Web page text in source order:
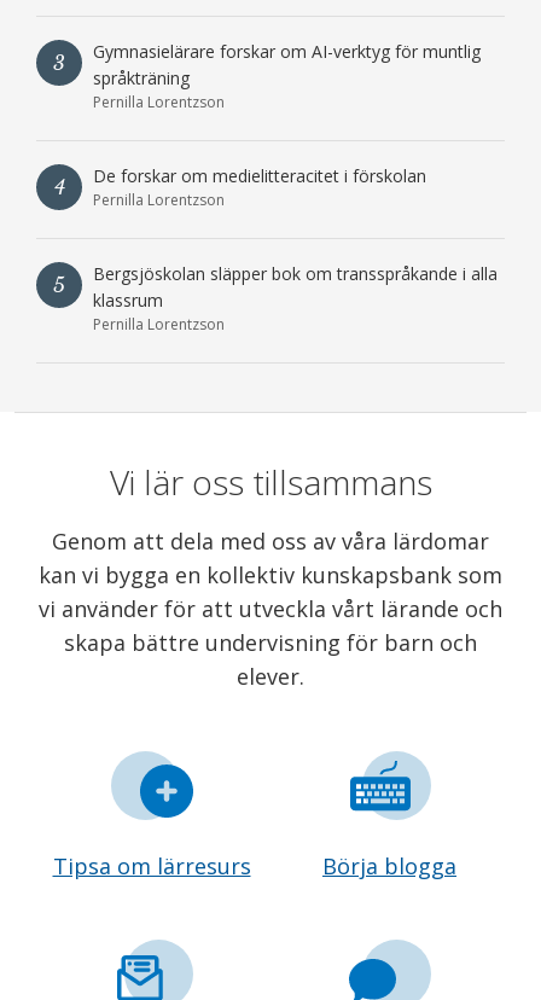
3
Gymnasielärare forskar om AI-verktyg för muntlig
språkträning
Pernilla Lorentzson
4 De forskar om medielitteracitet i förskolan
Pernilla Lorentzson
5
Bergsjöskolan släpper bok om transspråkande i alla
klassrum
Pernilla Lorentzson
Vi lär oss tillsammans
Genom att dela med oss av våra lärdomar
kan vi bygga en kollektiv kunskapsbank som
vi använder för att utveckla vårt lärande och
skapa bättre undervisning för barn och
elever.
Tipsa om lärresurs Börja blogga